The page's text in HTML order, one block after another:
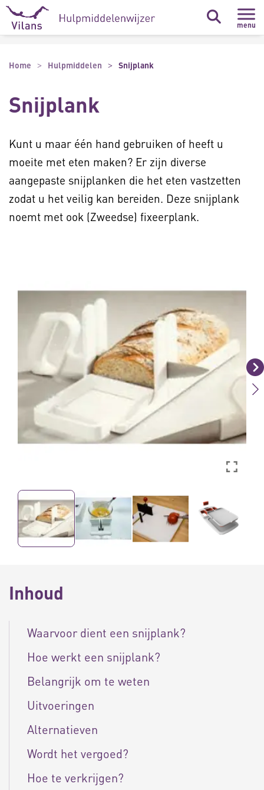
Naar hoofdinhoud
Naar footer
menu
Home Hulpmiddelen Snijplank
Snijplank
Kunt u maar één hand gebruiken of heeft u
moeite met eten maken? Er zijn diverse
aangepaste snijplanken die het eten vastzetten
zodat u het veilig kan bereiden. Deze snijplank
noemt met ook (Zweedse) fixeerplank.
Inhoud
Waarvoor dient een snijplank?
Hoe werkt een snijplank?
Belangrijk om te weten
Uitvoeringen
Alternatieven
Wordt het vergoed?
Hoe te verkrijgen?